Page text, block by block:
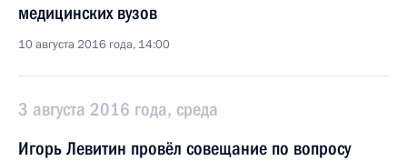
медицинских вузов
10 августа 2016 года, 14:00
3 августа 2016 года, среда
Игорь Левитин провёл совещание по вопросу